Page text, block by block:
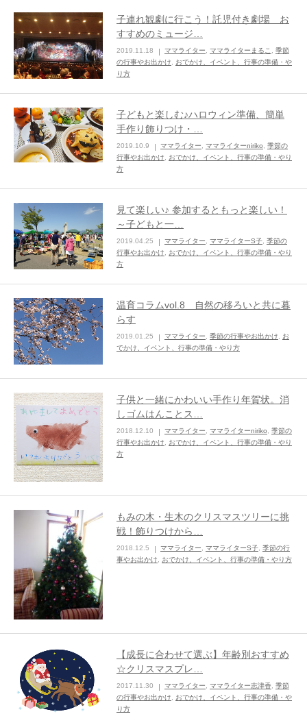
子連れ観劇に行こう！託児付き劇場 お
すすめのミュージ…
2019.11.18 ママライター ママライターまるこ
季節
の行事やお出かけ
おでかけ、イベント、行事の準備・や
り方
子どもと楽しむ♪ハロウィン準備、簡単
手作り飾りつけ・…
2019.10.9 ママライター ママライターniriko
季節の
行事やお出かけ
おでかけ、イベント、行事の準備・やり
方
見て楽しい♪ 参加するともっと楽しい！
～子どもと一…
2019.04.25 ママライター ママライターS子 季節の
行事やお出かけ
おでかけ、イベント、行事の準備・やり
方
温育コラムvol.8 自然の移ろいと共に暮
らす
2019.01.25 ママライター 季節の行事やお出かけ
お
でかけ、イベント、行事の準備・やり方
子供と一緒にかわいい手作り年賀状。消
しゴムはんことス…
2018.12.10 ママライター, ママライターniriko, 季節の
行事やお出かけ, おでかけ、イベント、行事の準備・やり
方
もみの木・生木のクリスマスツリーに挑
戦！飾りつけから…
2018.12.5 ママライター, ママライターS子, 季節の行
事やお出かけ, おでかけ、イベント、行事の準備・やり方
【成長に合わせて選ぶ】年齢別おすすめ
☆クリスマスプレ…
2017.11.30 ママライター, ママライター志津香, 季節
の行事やお出かけ, おでかけ、イベント、行事の準備・や
り方